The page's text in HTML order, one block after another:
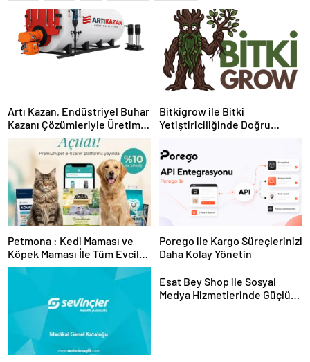
Artı Kazan, Endüstriyel Buhar
Kazanı Çözümleriyle Üretim
Tesislerine Verimli Sistemler
Sunuyor
Bitkigrow ile Bitki
Yetiştiriciliğinde Doğru
Petmona : Kedi Maması ve
Köpek Maması İle Tüm Evcil
Hayvan Ürünleri
Porego ile Kargo Süreçlerinizi
Daha Kolay Yönetin
Esat Bey Shop ile Sosyal
Medya Hizmetlerinde Güçlü